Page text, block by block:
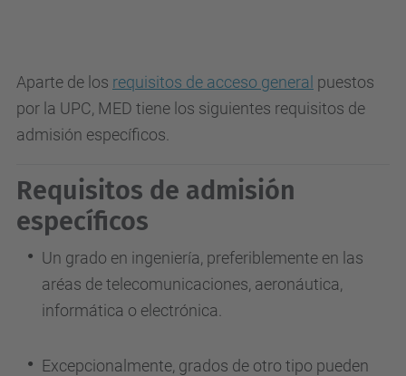
Aparte de los requisitos de acceso general puestos
por la UPC, MED tiene los siguientes requisitos de
admisión específicos.
Requisitos de admisión
específicos
Un grado en ingeniería, preferiblemente en las
aréas de telecomunicaciones, aeronáutica,
informática o electrónica.
Excepcionalmente, grados de otro tipo pueden